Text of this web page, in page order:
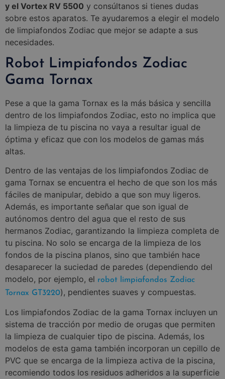
y el Vortex RV 5500 y consúltanos si tienes dudas
sobre estos aparatos. Te ayudaremos a elegir el modelo
de limpiafondos Zodiac que mejor se adapte a sus
necesidades.
Robot Limpiafondos Zodiac
Gama Tornax
Pese a que la gama Tornax es la más básica y sencilla
dentro de los limpiafondos Zodiac, esto no implica que
la limpieza de tu piscina no vaya a resultar igual de
óptima y eficaz que con los modelos de gamas más
altas.
Dentro de las ventajas de los limpiafondos Zodiac de
gama Tornax se encuentra el hecho de que son los más
fáciles de manipular, debido a que son muy ligeros.
Además, es importante señalar que son igual de
autónomos dentro del agua que el resto de sus
hermanos Zodiac, garantizando la limpieza completa de
tu piscina. No solo se encarga de la limpieza de los
fondos de la piscina planos, sino que también hace
desaparecer la suciedad de paredes (dependiendo del
modelo, por ejemplo, el robot limpiafondos Zodiac
Tornax GT3220), pendientes suaves y compuestas.
Los limpiafondos Zodiac de la gama Tornax incluyen un
sistema de tracción por medio de orugas que permiten
la limpieza de cualquier tipo de piscina. Además, los
modelos de esta gama también incorporan un cepillo de
PVC que se encarga de la limpieza activa de la piscina,
recomiendo todos los residuos adheridos a la superficie